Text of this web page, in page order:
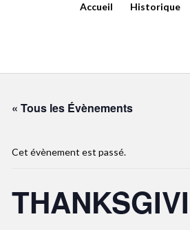
Accueil Historique
« Tous les Évènements
Cet évènement est passé.